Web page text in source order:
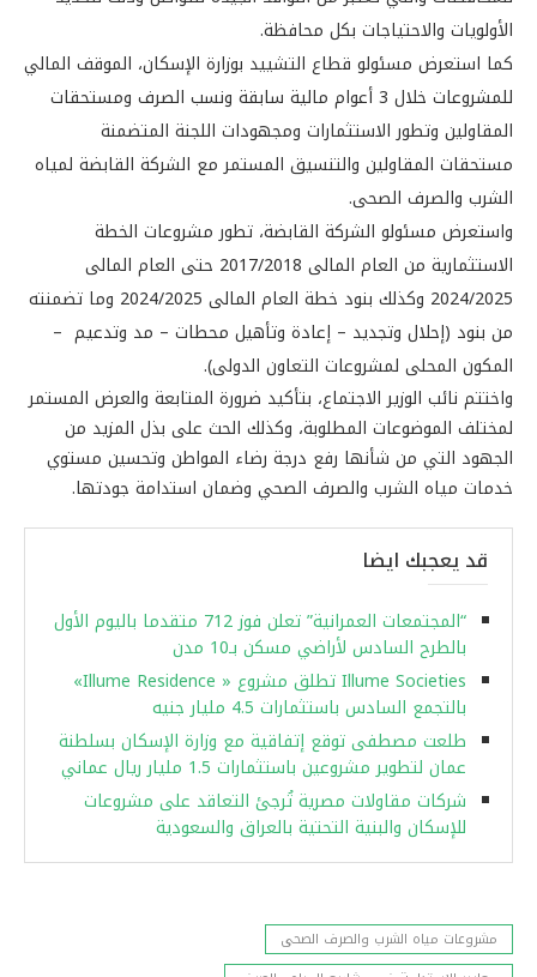
الأولويات والاحتياجات بكل محافظة.
كما استعرض مسئولو قطاع التشييد بوزارة الإسكان، الموقف المالي
للمشروعات خلال 3 أعوام مالية سابقة ونسب الصرف ومستحقات
المقاولين وتطور الاستثمارات ومجهودات اللجنة المتضمنة
مستحقات المقاولين والتنسيق المستمر مع الشركة القابضة لمياه
الشرب والصرف الصحى.
واستعرض مسئولو الشركة القابضة، تطور مشروعات الخطة
الاستثمارية من العام المالى 2017/2018 حتى العام المالى
2024/2025 وكذلك بنود خطة العام المالى 2024/2025 وما تضمنته
من بنود (إحلال وتجديد – إعادة وتأهيل محطات – مد وتدعيم –
المكون المحلى لمشروعات التعاون الدولى).
واختتم نائب الوزير الاجتماع، بتأكيد ضرورة المتابعة والعرض المستمر
لمختلف الموضوعات المطلوبة، وكذلك الحث على بذل المزيد من
الجهود التي من شأنها رفع درجة رضاء المواطن وتحسين مستوي
خدمات مياه الشرب والصرف الصحي وضمان استدامة جودتها.
قد يعجبك ايضا
“المجتمعات العمرانية” تعلن فوز 712 متقدما باليوم الأول
بالطرح السادس لأراضي مسكن بـ10 مدن
Illume Societies تطلق مشروع « Illume Residence»
بالتجمع السادس باستثمارات 4.5 مليار جنيه
طلعت مصطفى توقع إتفاقية مع وزارة الإسكان بسلطنة
عمان لتطوير مشروعين باستثمارات 1.5 مليار ريال عماني
شركات مقاولات مصرية تُرجئ التعاقد على مشروعات
للإسكان والبنية التحتية بالعراق والسعودية
مشروعات مياه الشرب والصرف الصحى